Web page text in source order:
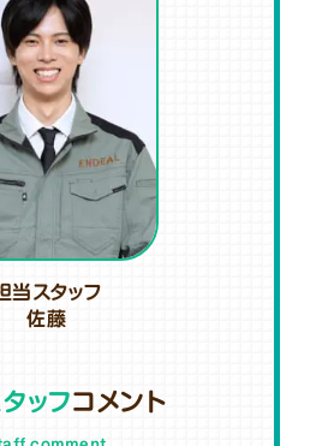
ッフコメント
当スタッフ
佐藤